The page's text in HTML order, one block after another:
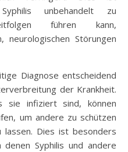
unbehandelt zu
führen kann,
neurologischen Störungen
Diagnose entscheidend
der Krankheit.
sie infiziert sind, können
um andere zu schützen
lassen. Dies ist besonders
Syphilis und andere